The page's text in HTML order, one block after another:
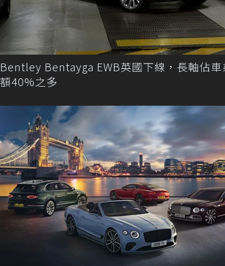
Bentley Bentayga EWB英國下線，長軸佔
額40%之多